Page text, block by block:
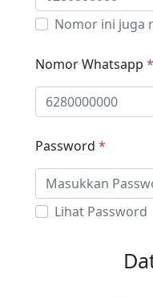
Nomor ini juga
Nomor Whatsapp *
Password *
Lihat Password